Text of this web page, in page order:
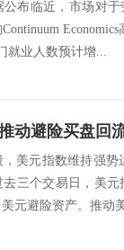
公布临近，市场对
就业人数预计增...
美元指数维持强势
三个交易日，美
元避险资产。推动